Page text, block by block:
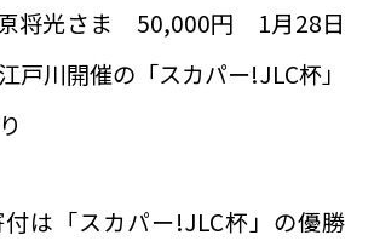
将光さま 50,000円 1月28日
戸川開催の「スカパー!JLC杯」
は「スカパー!JLC杯」の優勝